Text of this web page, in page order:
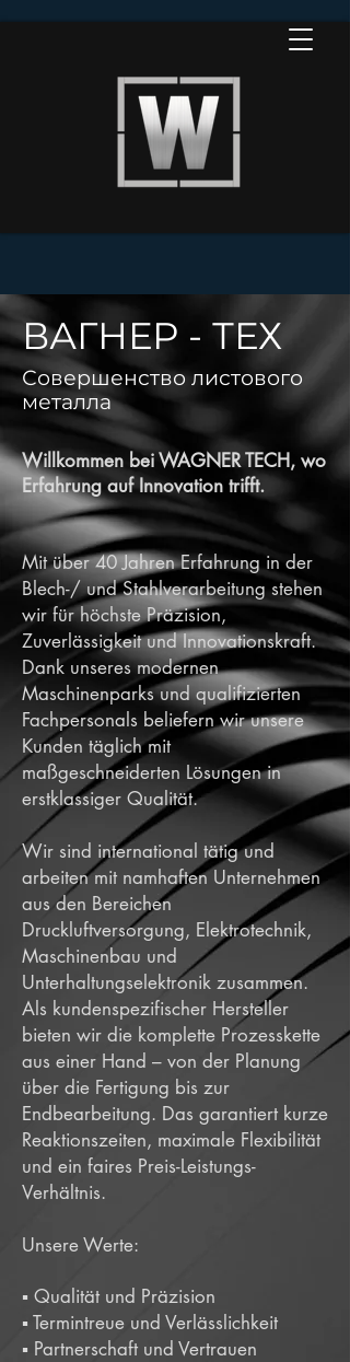
ВАГНЕР - ТЕХ
Совершенство листового
металла
Willkommen bei WAGNER TECH, wo
Erfahrung auf Innovation trifft.
Mit über 40 Jahren Erfahrung in der
Blech-/ und Stahlverarbeitung stehen
wir für höchste Präzision,
Zuverlässigkeit und Innovationskraft.
Dank unseres modernen
Maschinenparks und qualifizierten
Fachpersonals beliefern wir unsere
Kunden täglich mit
maßgeschneiderten Lösungen in
erstklassiger Qualität.
Wir sind international tätig und
arbeiten mit namhaften Unternehmen
aus den Bereichen
Druckluftversorgung, Elektrotechnik,
Maschinenbau und
Unterhaltungselektronik zusammen.
Als kundenspezifischer Hersteller
bieten wir die komplette Prozesskette
aus einer Hand – von der Planung
über die Fertigung bis zur
Endbearbeitung. Das garantiert kurze
Reaktionszeiten, maximale Flexibilität
und ein faires Preis-Leistungs-
Verhältnis.
Unsere Werte:
▪️ Qualität und Präzision
▪️ Termintreue und Verlässlichkeit
▪️ Partnerschaft und Vertrauen